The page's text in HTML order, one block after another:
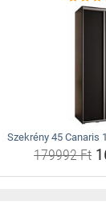
Szekrény 45 Canaris
179992 Ft